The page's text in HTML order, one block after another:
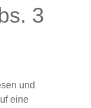
3
und
eine